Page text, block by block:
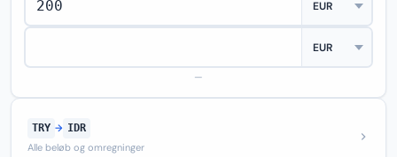
—
TRY → IDR
Alle beløb og omregninger